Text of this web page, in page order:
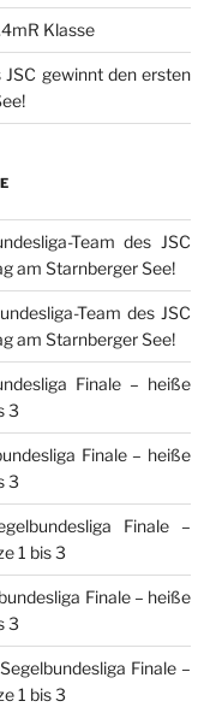
Klasse
JSC gewinnt den ersten
Team des JSC
am Starnberger See!
Team des JSC
am Starnberger See!
Finale – heiße
3
Finale – heiße
3
Finale –
1 bis 3
Finale – heiße
3
Segelbundesliga Finale –
1 bis 3